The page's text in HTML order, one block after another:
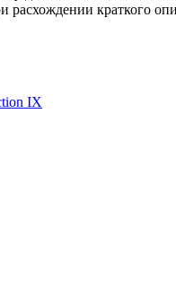
краткого
IX